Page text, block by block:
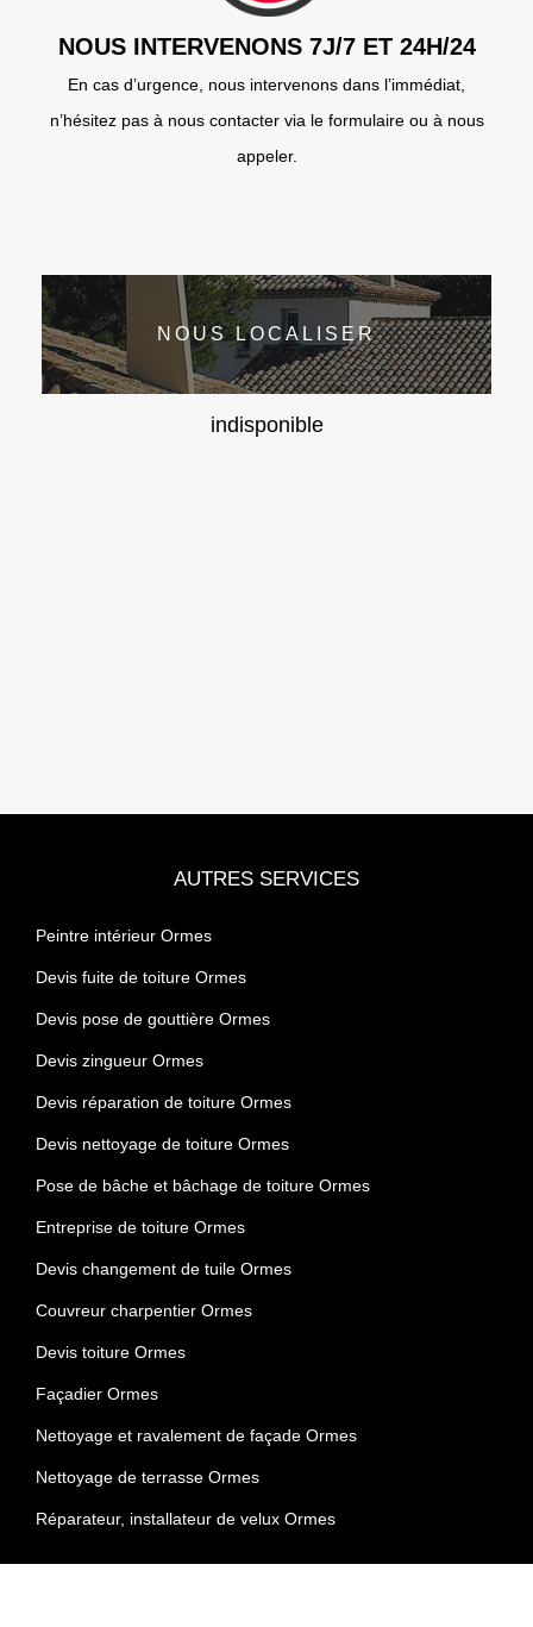
NOUS INTERVENONS 7J/7 ET 24H/24
En cas d’urgence, nous intervenons dans l’immédiat,
n’hésitez pas à nous contacter via le formulaire ou à nous
appeler.
NOUS LOCALISER
indisponible
AUTRES SERVICES
Peintre intérieur Ormes
Devis fuite de toiture Ormes
Devis pose de gouttière Ormes
Devis zingueur Ormes
Devis réparation de toiture Ormes
Devis nettoyage de toiture Ormes
Pose de bâche et bâchage de toiture Ormes
Entreprise de toiture Ormes
Devis changement de tuile Ormes
Couvreur charpentier Ormes
Devis toiture Ormes
Façadier Ormes
Nettoyage et ravalement de façade Ormes
Nettoyage de terrasse Ormes
Réparateur, installateur de velux Ormes